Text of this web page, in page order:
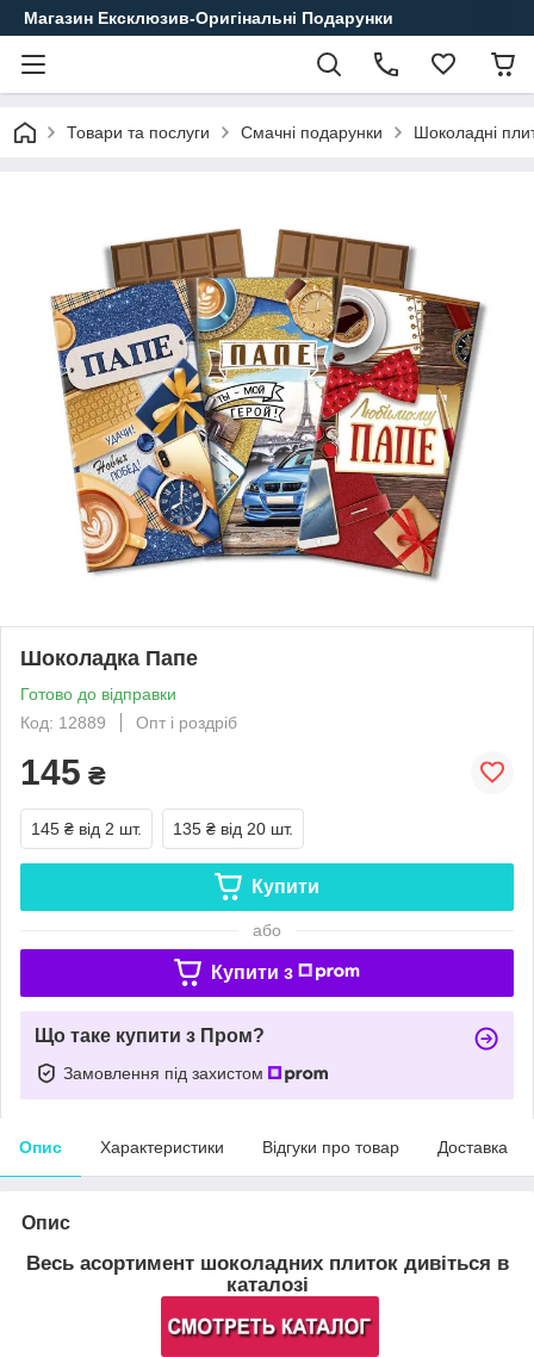
Магазин Ексклюзив-Оригінальні Подарунки
Товари та послуги Смачні подарунки Шоколадні
Шоколадка Папе
Готово до відправки
Код: 12889
Опт і роздріб
145 ₴
145 ₴ від 2 шт. 135 ₴ від 20 шт.
Купити
або
Купити з
Що таке купити з Пром?
Замовлення під захистом
Опис Характеристики Відгуки про товар Доставка
Опис
Весь асортимент шоколадних плиток дивіться в
каталозі